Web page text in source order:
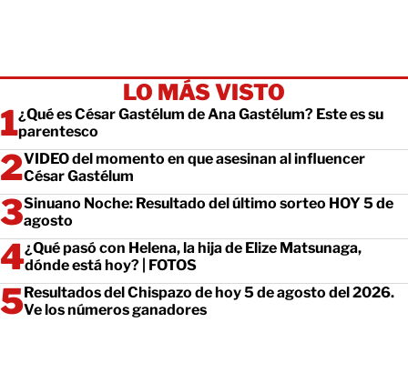
LO MÁS VISTO
¿Qué es César Gastélum de Ana Gastélum? Este es su
parentesco
VIDEO del momento en que asesinan al influencer
César Gastélum
Sinuano Noche: Resultado del último sorteo HOY 5 de
agosto
¿Qué pasó con Helena, la hija de Elize Matsunaga,
dónde está hoy? | FOTOS
Resultados del Chispazo de hoy 5 de agosto del 2026.
Ve los números ganadores